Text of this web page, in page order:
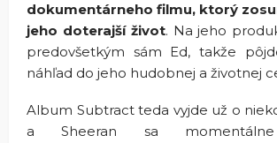
dokumentárneho filmu, ktorý
jeho doterajší život. Na jeho
predovšetkým sám Ed, takže
náhľad do jeho hudobnej a životnej
Album Subtract teda vyjde už o
a Sheeran sa